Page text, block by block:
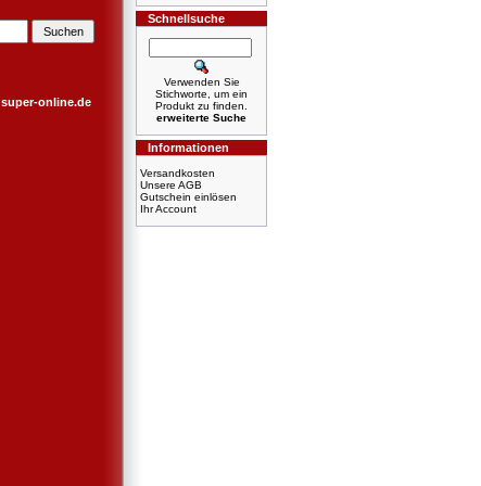
super-online.de
Schnellsuche
Verwenden Sie
Stichworte, um ein
Produkt zu finden.
erweiterte Suche
Informationen
Versandkosten
Unsere AGB
Gutschein einlösen
Ihr Account